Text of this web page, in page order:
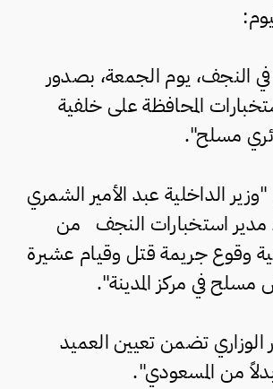
النجف، يوم الجمعة، بصدور
المحافظة على خلفية
مسلح".
الداخلية عبد الأمير الشمري
مدير استخبارات النجف من
وقوع جريمة قتل وقيام عشيرة
مسلح في مركز المدينة".
تضمن تعيين العميد
من المسعودي".